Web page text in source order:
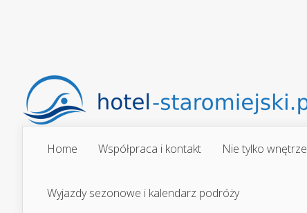
Home Współpraca i kontakt Nie tylko wnętrze
Wyjazdy sezonowe i kalendarz podróży